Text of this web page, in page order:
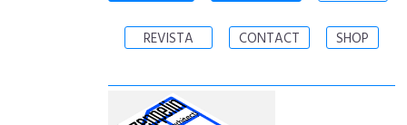
REVISTA CONTACT SHOP